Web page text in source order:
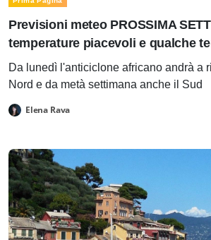
Previsioni meteo PROSSIMA
temperature piacevoli e qualche
Da lunedì l'anticiclone africano andrà a
Nord e da metà settimana anche il Sud
Elena Rava